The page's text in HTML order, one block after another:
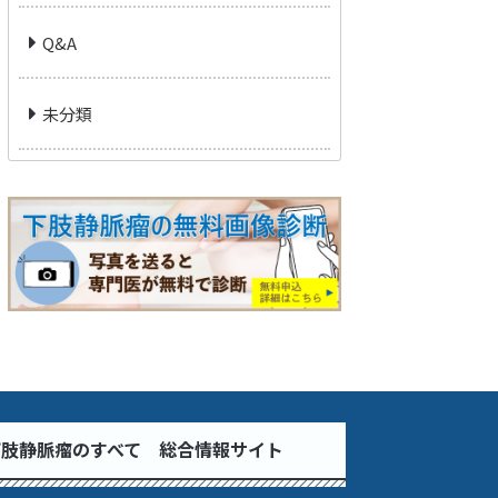
Q&A
未分類
静脈瘤のすべて 総合情報サイト